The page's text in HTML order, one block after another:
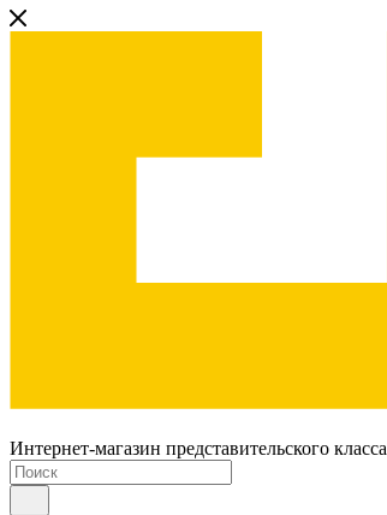
Интернет-магазин представительского класса